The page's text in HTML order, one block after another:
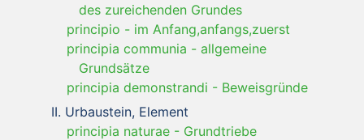
des zureichenden Grundes
principio - im Anfang,anfangs,zuerst
principia communia - allgemeine
Grundsätze
principia demonstrandi - Beweisgründe
Urbaustein, Element
principia naturae - Grundtriebe